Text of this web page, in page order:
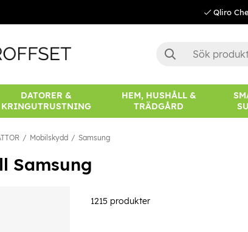
Qliro
DATORER &
KRINGUTRUSTNING
HEM, HUSHÅLL &
TRÄDGÅRD
Mobilskydd Samsung
Samsung
1215 produkter